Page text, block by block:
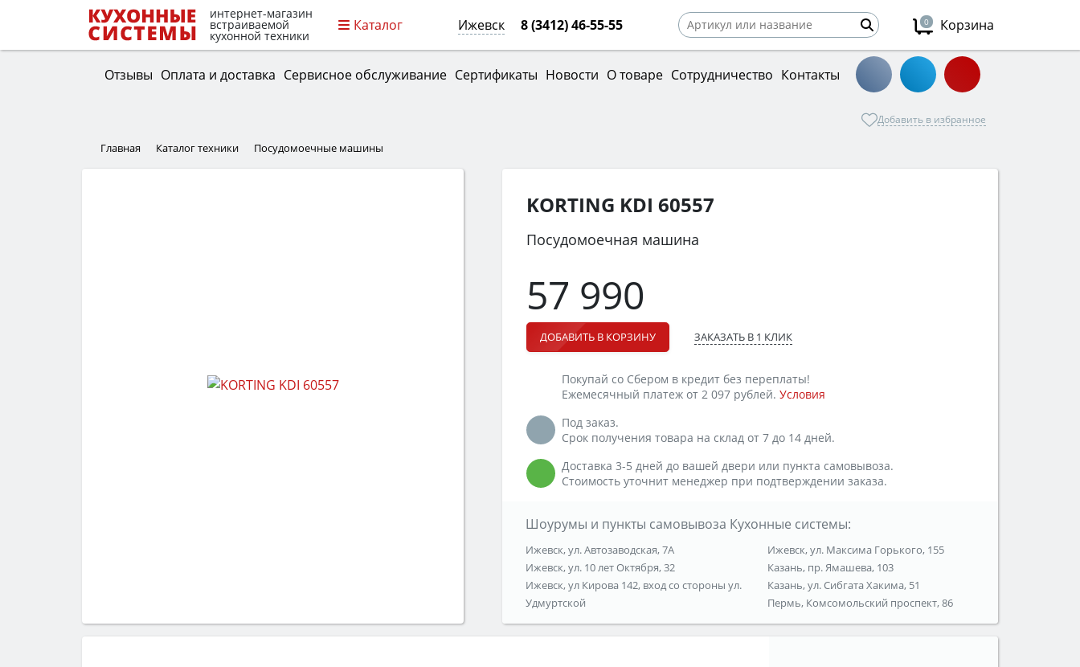
интернет-магазин
встраиваемой
кухонной техники
Каталог Ижевск 8 (3412) 46-55-55 0 Корзина
Отзывы Оплата и доставка Сервисное обслуживание Сертификаты Новости О товаре Сотрудничество Контакты
Добавить в избранное
Главная Каталог техники Посудомоечные машины
KORTING KDI 60557
Посудомоечная машина
57 990
ДОБАВИТЬ В КОРЗИНУ ЗАКАЗАТЬ В 1 КЛИК
Покупай со Сбером в кредит без переплаты!
Ежемесячный платеж от 2 097 рублей. Условия
Под заказ.
Срок получения товара на склад от 7 до 14 дней.
Доставка 3-5 дней до вашей двери или пункта самовывоза.
Стоимость уточнит менеджер при подтверждении заказа.
Шоурумы и пункты самовывоза Кухонные системы:
Ижевск, ул. Автозаводская, 7А
Ижевск, ул. 10 лет Октября, 32
Ижевск, ул Кирова 142, вход со стороны ул.
Удмуртской
Ижевск, ул. Максима Горького, 155
Казань, пр. Ямашева, 103
Казань, ул. Сибгата Хакима, 51
Пермь, Комсомольский проспект, 86